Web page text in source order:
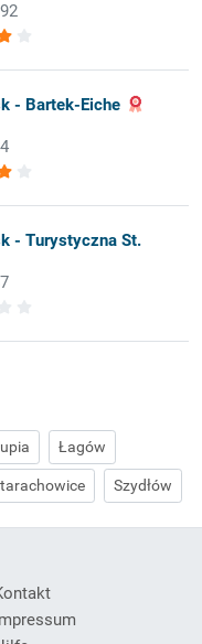
- Bartek-Eiche
- Turystyczna St.
Łagów
Szydłów